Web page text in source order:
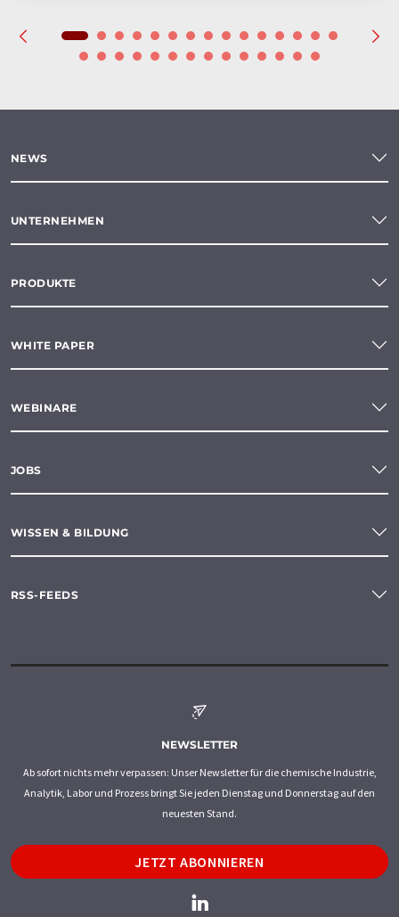
NEWS
UNTERNEHMEN
PRODUKTE
WHITE PAPER
WEBINARE
JOBS
WISSEN & BILDUNG
RSS-FEEDS
NEWSLETTER
Ab sofort nichts mehr verpassen: Unser Newsletter für die chemische Industrie,
Analytik, Labor und Prozess bringt Sie jeden Dienstag und Donnerstag auf den
neuesten Stand.
JETZT ABONNIEREN